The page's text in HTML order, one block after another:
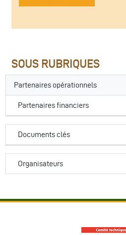
SOUS RUBRIQUES
Partenaires opérationnels
Partenaires financiers
Documents clés
Organisateurs